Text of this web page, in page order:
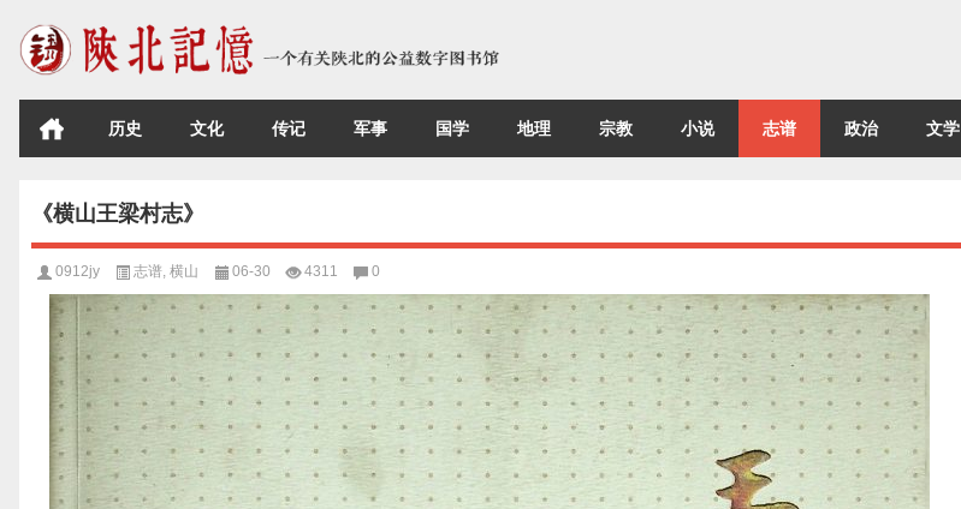
历史 文化 传记 军事 国学 地理 宗教 小说 志谱 政治 文学
《横山王梁村志》
0912jy 志谱, 横山 06-30 4311 0